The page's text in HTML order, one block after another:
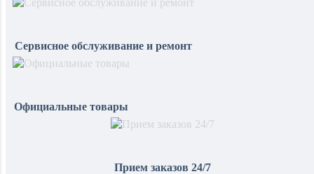
Сервисное обслуживание и ремонт
Официальные товары
Прием заказов 24/7